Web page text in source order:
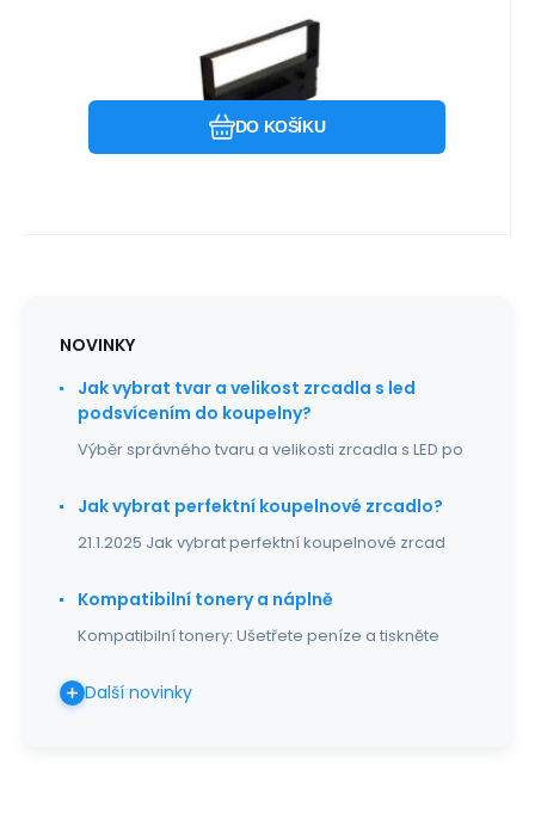
Páska Citizen DP730 fialová
kompatibilní , DP 730, IR71
Záruka2roky
139Kč
DO KOŠÍKU
Oblíbený
Porovnat
kompatibilní páska do pokladny, IR 71,
fialová pro Citizen DP 730 CITIZEN GSX 190
NOVINKY
Jak vybrat tvar a velikost zrcadla s led
podsvícením do koupelny?
Výběr správného tvaru a velikosti zrcadla s LED po
Jak vybrat perfektní koupelnové zrcadlo?
21.1.2025 Jak vybrat perfektní koupelnové zrcad
Kompatibilní tonery a náplně
Kompatibilní tonery: Ušetřete peníze a tiskněte
Další novinky